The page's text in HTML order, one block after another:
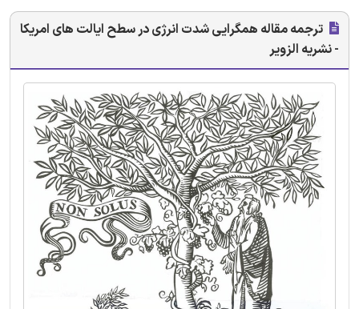
ترجمه مقاله همگرایی شدت انرژی در سطح ایالت های امریکا
- نشریه الزویر